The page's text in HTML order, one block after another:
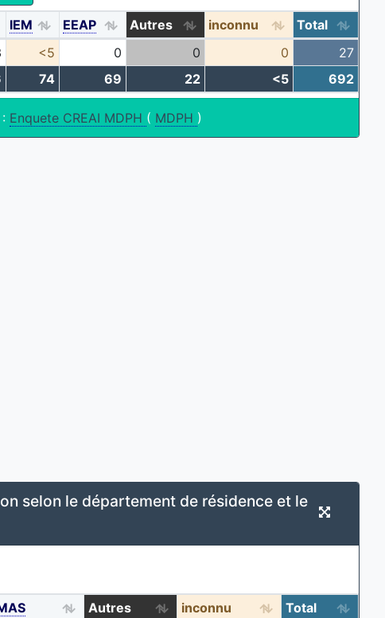
IEM EEAP Autres inconnu
Total
<5 0 0 0
27
74 69 22 <5 692
Enquete CREAI MDPH ( MDPH )
selon le département de résidence et le
Autres inconnu Total